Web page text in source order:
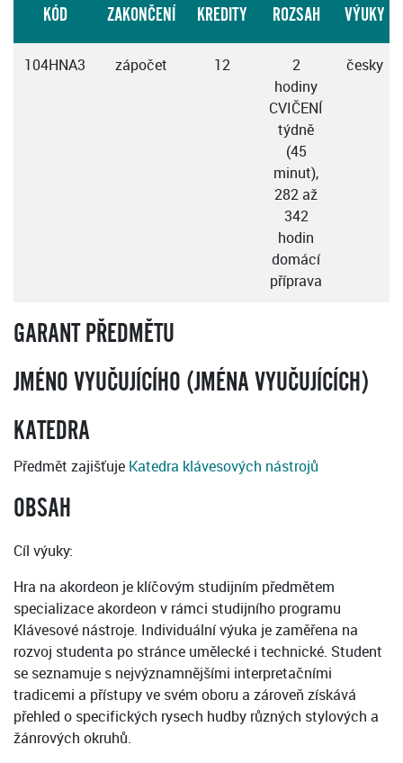
KÓD ZAKONČENÍ KREDITY ROZSAH
VÝUKY
104HNA3 zápočet 12
2
hodiny
CVIČENÍ
týdně
(45
minut),
282 až
342
hodin
domácí
příprava
česky
GARANT PŘEDMĚTU
JMÉNO VYUČUJÍCÍHO (JMÉNA VYUČUJÍCÍCH)
KATEDRA
Předmět zajišťuje Katedra klávesových nástrojů
OBSAH
Cíl výuky:
Hra na akordeon je klíčovým studijním předmětem
specializace akordeon v rámci studijního programu
Klávesové nástroje. Individuální výuka je zaměřena na
rozvoj studenta po stránce umělecké i technické. Student
se seznamuje s nejvýznamnějšími interpretačními
tradicemi a přístupy ve svém oboru a zároveň získává
přehled o specifických rysech hudby různých stylových a
žánrových okruhů.